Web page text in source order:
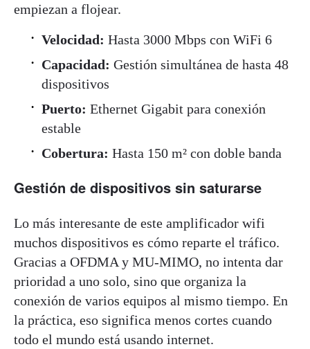
empiezan a flojear.
Velocidad: Hasta 3000 Mbps con WiFi 6
Capacidad: Gestión simultánea de hasta 48
dispositivos
Puerto: Ethernet Gigabit para conexión
estable
Cobertura: Hasta 150 m² con doble banda
Gestión de dispositivos sin saturarse
Lo más interesante de este amplificador wifi
muchos dispositivos es cómo reparte el tráfico.
Gracias a OFDMA y MU-MIMO, no intenta dar
prioridad a uno solo, sino que organiza la
conexión de varios equipos al mismo tiempo. En
la práctica, eso significa menos cortes cuando
todo el mundo está usando internet.